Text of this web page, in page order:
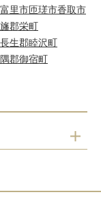
富里市匝瑳市香取市
郡栄町
長生郡睦沢町
郡御宿町